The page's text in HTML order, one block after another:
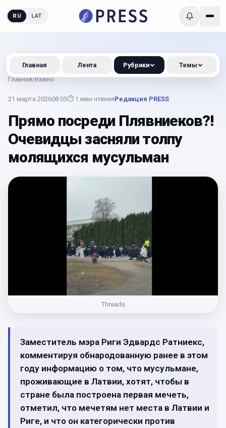
RU LAT
Главная/Важно
21 марта 202608:05⏱ 1 мин чтенияРедакция PRESS
Прямо посреди Плявниеков?!
Очевидцы засняли толпу
молящихся мусульман
Threads
Заместитель мэра Риги Эдвардс Ратниекс,
комментируя обнародованную ранее в этом
году информацию о том, что мусульмане,
проживающие в Латвии, хотят, чтобы в
стране была построена первая мечеть,
отметил, что мечетям нет места в Латвии и
Риге, и что он категорически против
Главная Лента Рубрики Темы